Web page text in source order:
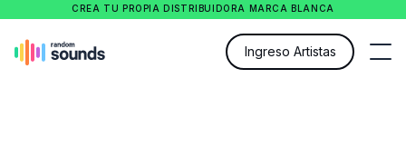
CREA TU PROPIA DISTRIBUIDORA MARCA BLANCA
Ingreso Artistas